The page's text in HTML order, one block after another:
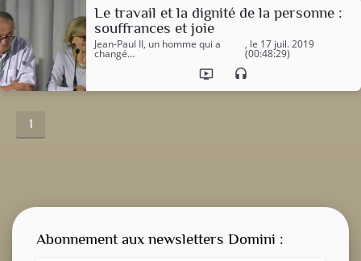
Le travail et la dignité de la personne :
souffrances et joie
Jean-Paul II, un homme qui a
changé…
, le 17 juil. 2019
(00:48:29)
ondemand_video headset
1
Abonnement aux newsletters Domini :